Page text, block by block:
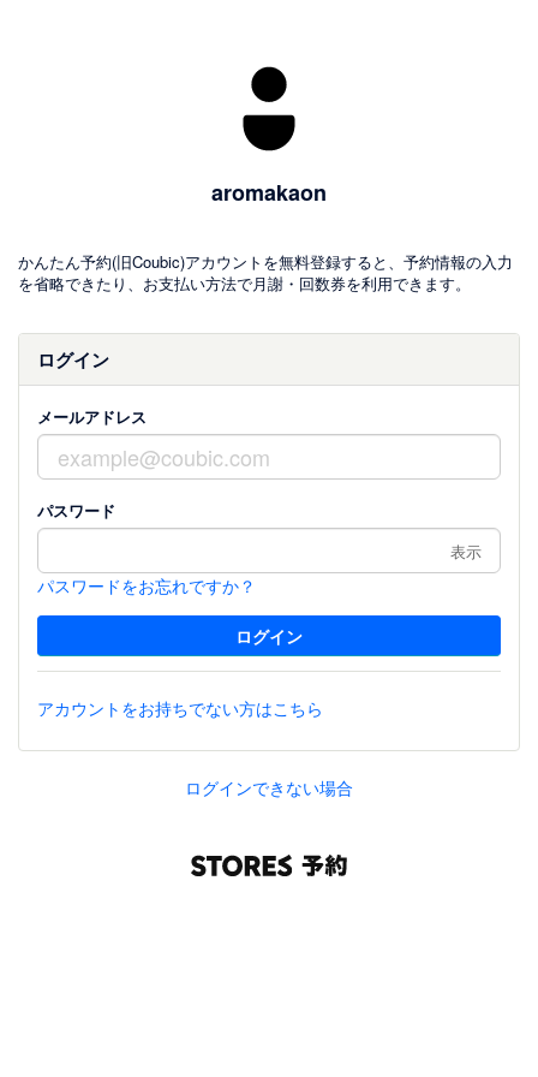
aromakaon
かんたん予約(旧Coubic)アカウントを無料登録すると、予約情報の入力
を省略できたり、お支払い方法で月謝・回数券を利用できます。
ログイン
メールアドレス
パスワード
表示
パスワードをお忘れですか？
アカウントをお持ちでない方はこちら
ログインできない場合